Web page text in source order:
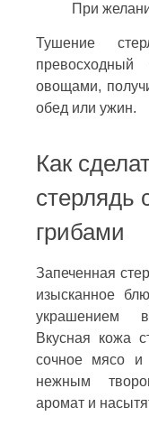
При
Тушение
овощами,
обед или ужин.
Как
стерлядь
грибами
Запеченная
изысканное
украшением
Вкусная кожа
сочное мясо
нежным
аромат и